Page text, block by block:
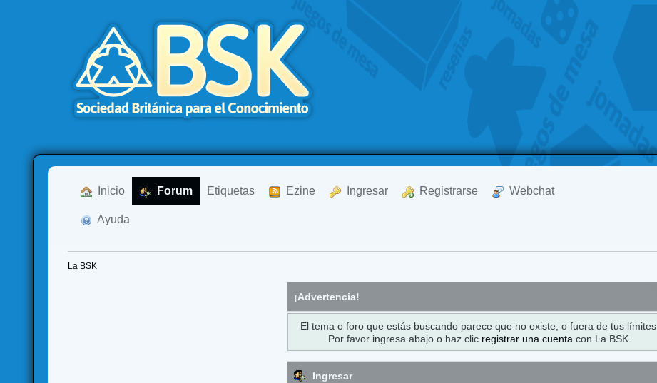
Inicio Forum Etiquetas Ezine Ingresar Registrarse Webchat
Ayuda
La BSK
¡Advertencia!
El tema o foro que estás buscando parece que no existe, o fuera de tus límites.
Por favor ingresa abajo o haz clic registrar una cuenta con La BSK.
Ingresar